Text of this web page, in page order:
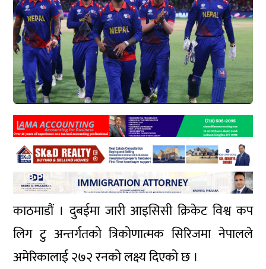
काठमाडौं । दुबईमा जारी आइसिसी क्रिकेट विश्व कप
लिग टु अन्तर्गतको त्रिकोणात्मक सिरिजमा नेपालले
अमेरिकालाई २७२ रनको लक्ष्य दिएको छ ।